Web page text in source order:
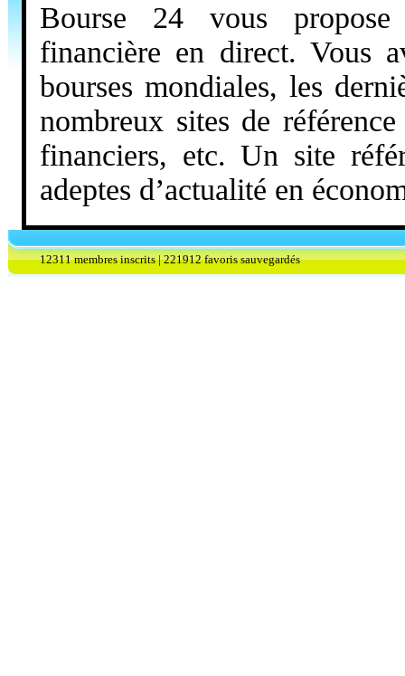
Bourse 24 vous
financière en direct. Vous
bourses mondiales, les
nombreux sites de
financiers, etc. Un site
adeptes d’actualité en
12311 membres inscrits | 221912 favoris sauvegardés